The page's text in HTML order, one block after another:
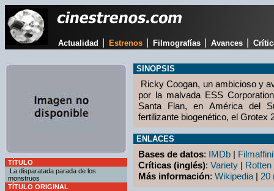
Actualidad Estrenos Filmografías Avances
TÍTULO
La disparatada parada de los
monstruos
TÍTULO ORIGINAL
SINOPSIS
Ricky Coogan, un ambicioso y
por la malvada ESS
Santa Flan, en América del
fertilizante biogenético, el Grotex
ENLACES
Bases de datos: IMDb |
Críticas (inglés): Variety | Rotten
Más información: Wikipedia | 20